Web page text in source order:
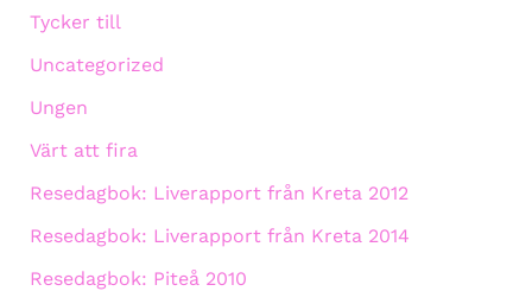
Tycker till
Uncategorized
Ungen
Värt att fira
Resedagbok: Liverapport från Kreta 2012
Resedagbok: Liverapport från Kreta 2014
Resedagbok: Piteå 2010